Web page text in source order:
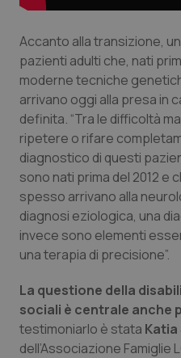
Accanto alla transizione,
pazienti adulti che, nati
moderne tecniche
arrivano oggi alla presa in
definita. “Tra le difficoltà
ripetere o rifare
diagnostico di questi
sono nati prima del 2012 e
spesso arrivano alla
diagnosi eziologica, una
invece sono elementi
una terapia di precisione”.
La questione della
sociali è centrale anche
testimoniarlo è stata
dell’Associazione Famiglie